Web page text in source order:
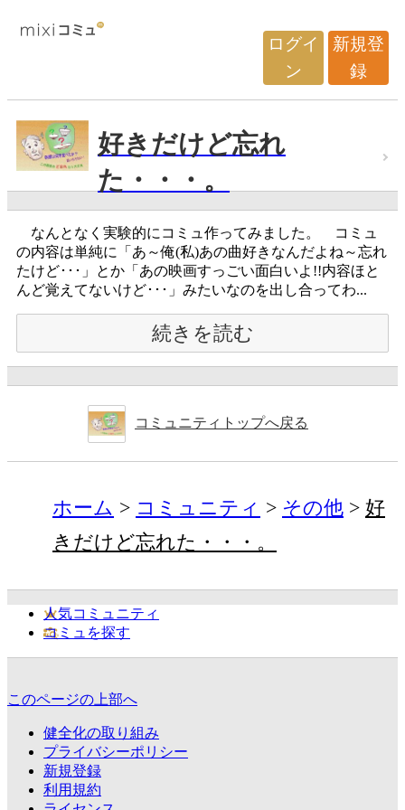
ログイ
ン
新規登
録
好きだけど忘れ
た・・・。
なんとなく実験的にコミュ作ってみました。 コミュ
の内容は単純に「あ～俺(私)あの曲好きなんだよね～忘れ
たけど･･･」とか「あの映画すっごい面白いよ!!内容ほと
んど覚えてないけど･･･」みたいなのを出し合ってわ...
続きを読む
コミュニティトップへ戻る
ホーム コミュニティ その他
好
きだけど忘れた・・・。
人気コミュニティ
コミュを探す
このページの上部へ
健全化の取り組み
プライバシーポリシー
新規登録
利用規約